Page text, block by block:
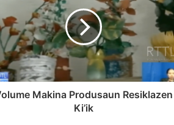
Makina Produsaun Resiklazen
Ki’ik